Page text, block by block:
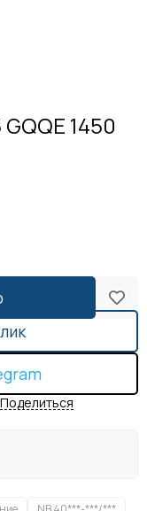
1450
Поделиться